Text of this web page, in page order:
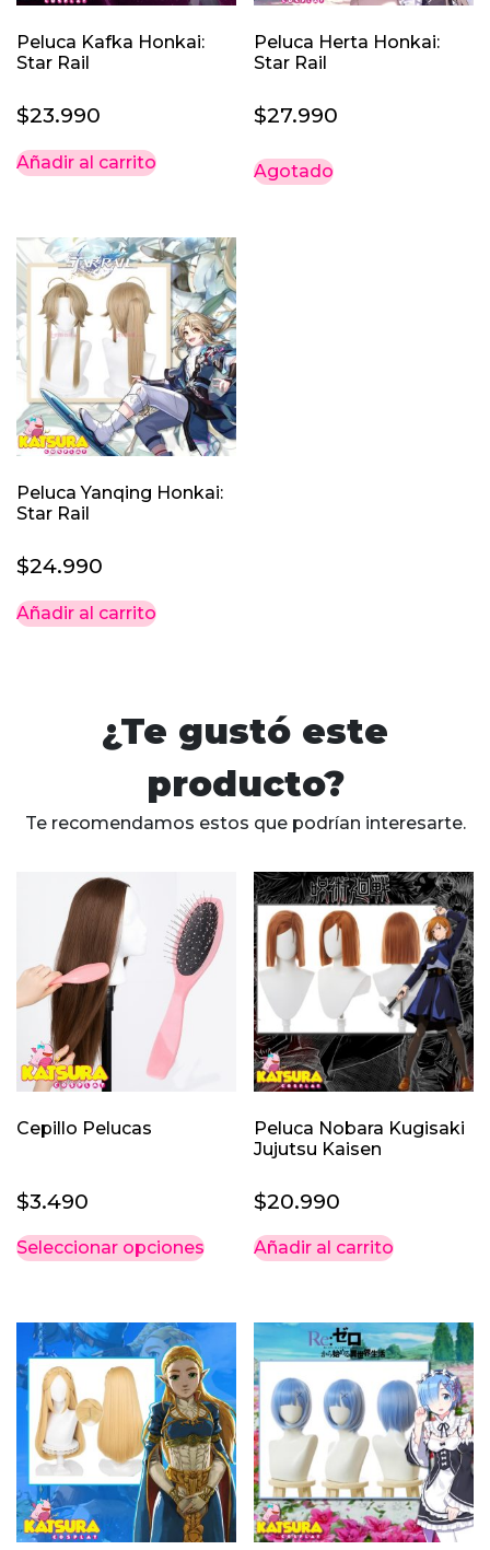
Peluca Kafka Honkai:
Star Rail
$23.990
Añadir al carrito
Peluca Herta Honkai:
Star Rail
$27.990
Agotado
Peluca Yanqing Honkai:
Star Rail
$24.990
Añadir al carrito
¿Te gustó este
producto?
Te recomendamos estos que podrían interesarte.
Cepillo Pelucas
$3.490
Seleccionar opciones
producto
variantes.
Las
opciones
se
pueden
elegir
en
la
Peluca Nobara Kugisaki
Jujutsu Kaisen
$20.990
Añadir al carrito